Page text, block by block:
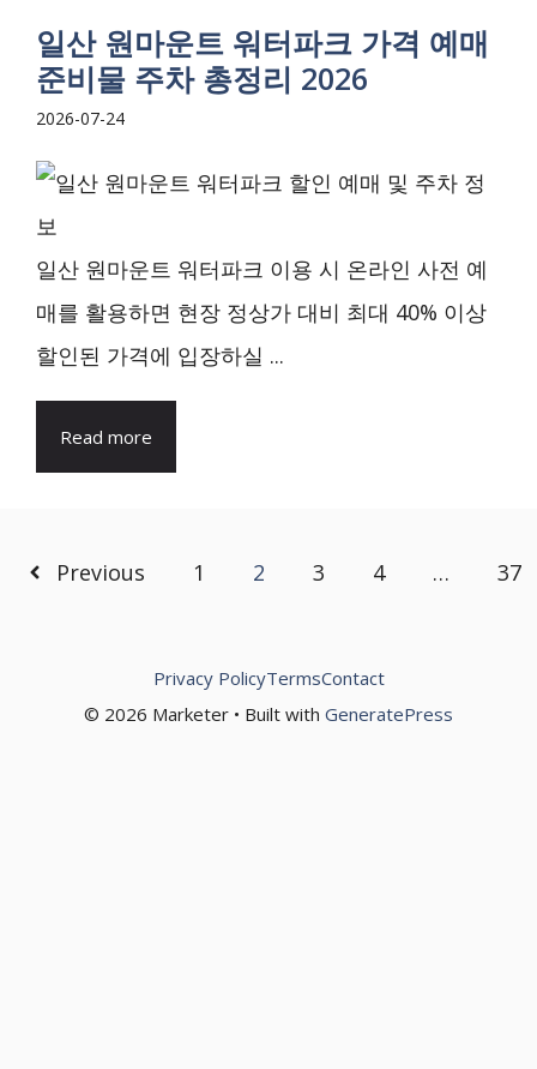
일산 원마운트 워터파크 가격 예매
준비물 주차 총정리 2026
2026-07-24
일산 원마운트 워터파크 이용 시 온라인 사전 예
매를 활용하면 현장 정상가 대비 최대 40% 이상
할인된 가격에 입장하실 ...
Read more
Previous 1 2 3 4 … 37
© 2026 Marketer • Built with GeneratePress
Privacy PolicyTermsContact